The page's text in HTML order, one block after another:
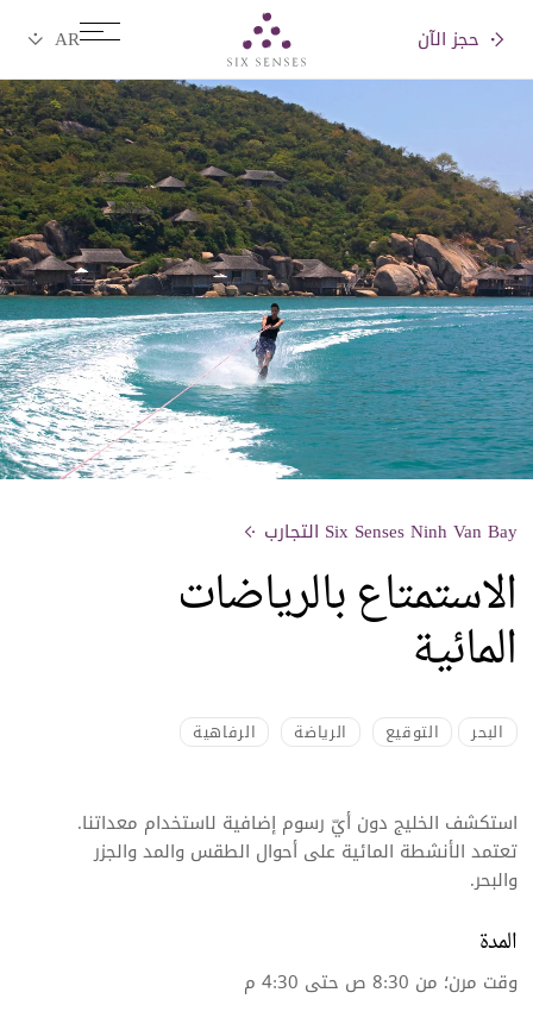
حجز الآن
Six Senses Ninh Van Bay التجارب
الاستمتاع بالرياضات
المائية
البحر التوقيع الرياضة الرفاهية
استكشف الخليج دون أيّ رسوم إضافية لاستخدام معداتنا.
تعتمد الأنشطة المائية على أحوال الطقس والمد والجزر
والبحر.
المدة
وقت مرن؛ من 8:30 ص حتى 4:30 م